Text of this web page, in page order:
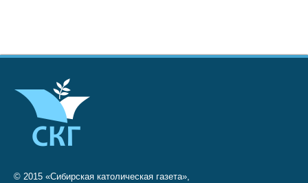
© 2015 «Сибирская католическая газета»,